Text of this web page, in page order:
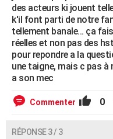
des acteurs ki jouent
k'il font parti de notre
tellement banale... ça
réelles et non pas des
pour repondre a la
une taigne, mais c pas à
a son mec
Commenter 0
RÉPONSE 3 / 3